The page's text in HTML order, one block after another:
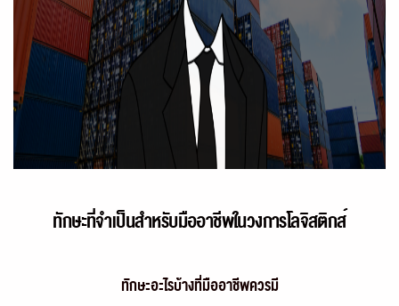
ทักษะที่จำเป็นสำหรับมืออาชีพในวงการโลจิสติกส์
ทักษะอะไรบ้างที่มืออาชีพควรมี